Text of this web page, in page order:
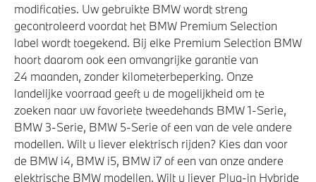
modificaties. Uw gebruikte BMW wordt streng
gecontroleerd voordat het BMW Premium Selection
label wordt toegekend. Bij elke Premium Selection BMW
hoort daarom ook een omvangrijke garantie van
24 maanden, zonder kilometerbeperking. Onze
landelijke voorraad geeft u de mogelijkheid om te
zoeken naar uw favoriete tweedehands BMW 1-Serie,
BMW 3-Serie, BMW 5-Serie of een van de vele andere
modellen. Wilt u liever elektrisch rijden? Kies dan voor
de BMW i4, BMW i5, BMW i7 of een van onze andere
elektrische BMW modellen. Wilt u liever Plug-in Hybride